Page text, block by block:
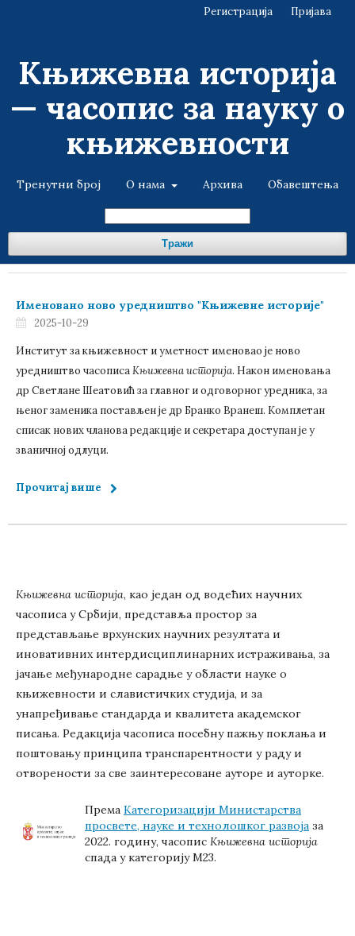
Књижевна историја
— часопис за науку о
књижевности
Тренутни број О нама Архива Обавештења
Тражи
Регистрација Пријава
Именовано ново уредништво "Књижевне историје"
2025-10-29
Институт за књижевност и уметност именовао је ново
уредништво часописаКњижевна историја. Након именовања
др Светлане Шеатовић за главног и одговорног уредника, за
њеног заменика постављен је др Бранко Вранеш. Комплетан
списак нових чланова редакције и секретара доступан је у
званичној одлуци.
Прочитај више
Књижевна историја, као један од водећих научних
часописа у Србији, представља простор за
представљање врхунских научних резултата и
иновативних интердисциплинарних истраживања, за
јачање међународне сарадње у области науке о
књижевности и славистичких студија, и за
унапређивање стандарда и квалитета академског
писања. Редакција часописа посебну пажњу поклања и
поштовању принципа транспарентности у раду и
отворености за све заинтересоване ауторе и ауторке.
Према Категоризацији Министарства
просвете, науке и технолошког развоја за
2022. годину, часопис Књижевна историја
спада у категорију М23.